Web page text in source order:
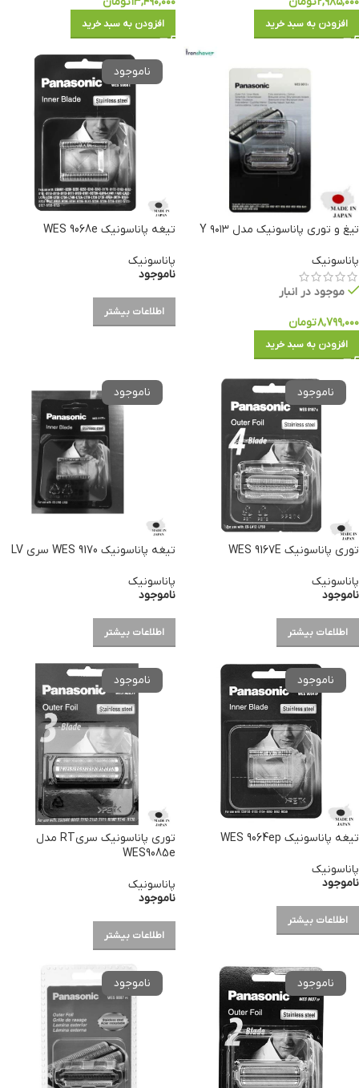
افزودن به سبد خرید افزودن به سبد خرید
تیغ و توری پاناسونیک مدل ۹۰۱۳ Y
پاناسونیک
موجود در انبار
۸,۷۹۹,۰۰۰تومان
افزودن به سبد خرید
تیغه پاناسونیک WES 9068e
پاناسونیک
ناموجود
اطلاعات بیشتر
توری پاناسونیک WES 9167E
پاناسونیک
ناموجود
اطلاعات بیشتر
تیغه پاناسونیک WES 9170 سری LV
پاناسونیک
ناموجود
اطلاعات بیشتر
تیغه پاناسونیک WES 9064ep
پاناسونیک
ناموجود
اطلاعات بیشتر
توری پاناسونیک سریRT مدل
WES9085e
پاناسونیک
ناموجود
اطلاعات بیشتر